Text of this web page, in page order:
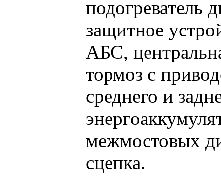
подогреватель
защитное
АБС,
тормоз с
среднего и
межмостовых
сцепка.